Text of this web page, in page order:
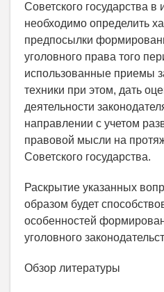
Советского государства в
необходимо определить
предпосылки
уголовного права того
использованные приемы
техники при этом, дать
деятельности
направлении с учетом
правовой мысли на
Советского государства.
Раскрытие указанных
образом будет
особенностей
уголовного
Обзор литературы